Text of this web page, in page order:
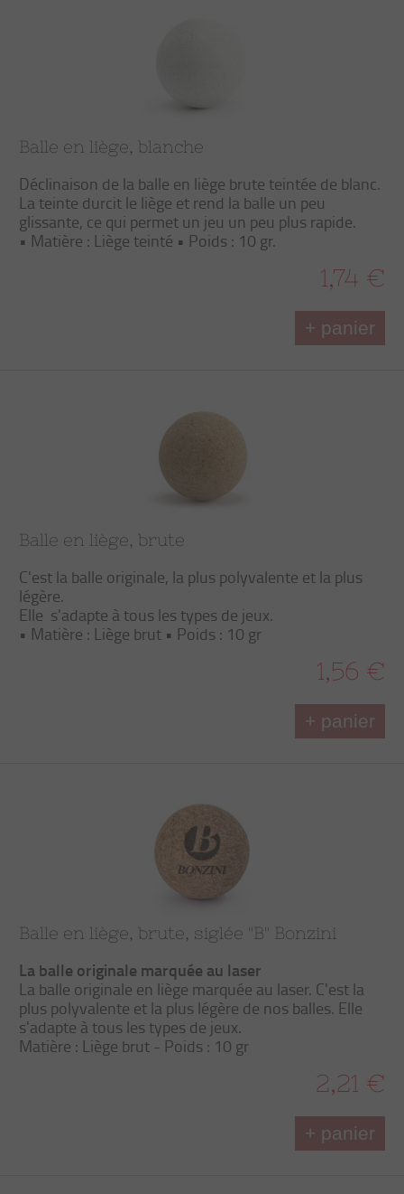
Balle en liège, blanche
Déclinaison de la balle en liège brute teintée de blanc.
La teinte durcit le liège et rend la balle un peu
glissante, ce qui permet un jeu un peu plus rapide.
• Matière : Liège teinté • Poids : 10 gr.
1,74 €
+ panier
Balle en liège, brute
C'est la balle originale, la plus polyvalente et la plus
légère.
Elle s'adapte à tous les types de jeux.
• Matière : Liège brut • Poids : 10 gr
1,56 €
+ panier
Balle en liège, brute, siglée "B" Bonzini
La balle originale marquée au laser
La balle originale en liège marquée au laser. C'est la
plus polyvalente et la plus légère de nos balles. Elle
s'adapte à tous les types de jeux.
Matière : Liège brut - Poids : 10 gr
2,21 €
+ panier